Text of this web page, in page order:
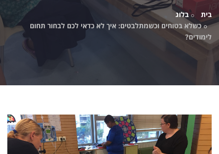
בית
בלוג
כשלא בטוחים וכשמתלבטים: איך לא כדאי לכם לבחור תחום
לימודים?